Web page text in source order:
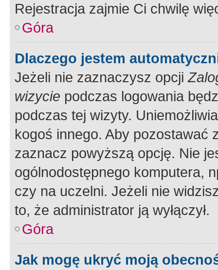
Rejestracja zajmie Ci chwilę
Góra
Dlaczego jestem
Jeżeli nie zaznaczysz opcji
wizycie podczas logowania
podczas tej wizyty.
kogoś innego. Aby pozostawać
zaznacz powyższą opcję. Nie
ogólnodostępnego komputera,
czy na uczelni. Jeżeli nie
to, że administrator ją wyłączył.
Góra
Jak mogę ukryć moją